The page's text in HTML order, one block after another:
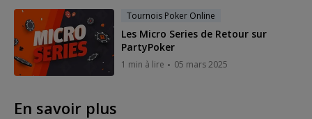
Tournois Poker Online
Les Micro Series de Retour sur
PartyPoker
1 min à lire 05 mars 2025
En savoir plus